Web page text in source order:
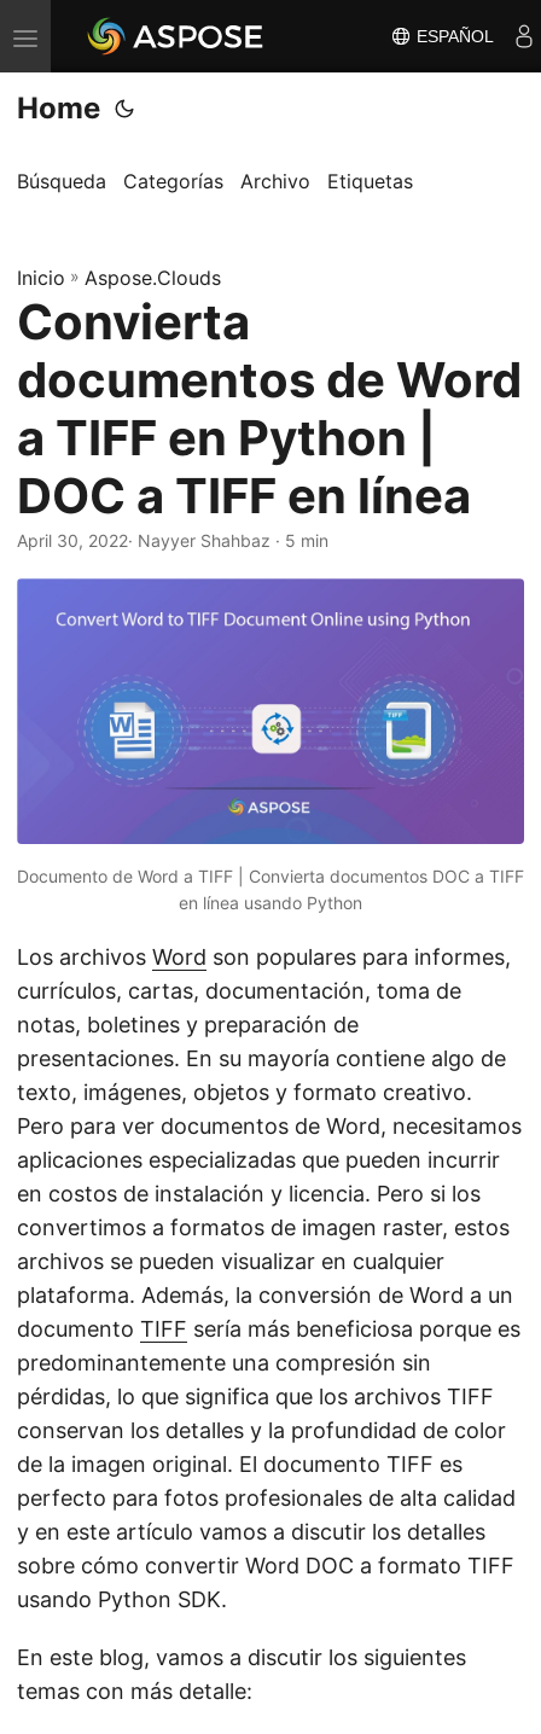
A
l
t
r
r
n
a
v
g
a
c
i
ó
ESPAÑOL
Home
Búsqueda Categorías Archivo Etiquetas
Inicio » Aspose.Clouds
Convierta
documentos de Word
a TIFF en Python |
DOC a TIFF en línea
April 30, 2022· Nayyer Shahbaz · 5 min
Documento de Word a TIFF | Convierta documentos DOC a TIFF
en línea usando Python
Los archivos Word son populares para informes,
currículos, cartas, documentación, toma de
notas, boletines y preparación de
presentaciones. En su mayoría contiene algo de
texto, imágenes, objetos y formato creativo.
Pero para ver documentos de Word, necesitamos
aplicaciones especializadas que pueden incurrir
en costos de instalación y licencia. Pero si los
convertimos a formatos de imagen raster, estos
archivos se pueden visualizar en cualquier
plataforma. Además, la conversión de Word a un
documento TIFF sería más beneficiosa porque es
predominantemente una compresión sin
pérdidas, lo que significa que los archivos TIFF
conservan los detalles y la profundidad de color
de la imagen original. El documento TIFF es
perfecto para fotos profesionales de alta calidad
y en este artículo vamos a discutir los detalles
sobre cómo convertir Word DOC a formato TIFF
usando Python SDK.
En este blog, vamos a discutir los siguientes
temas con más detalle: